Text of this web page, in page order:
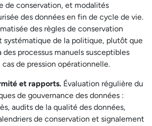
de conservation, et modalités
des données en fin de cycle de vie.
des règles de conservation
systématique de la politique, plutôt que
processus manuels susceptibles
de pression opérationnelle.
et rapports. Évaluation régulière du
de gouvernance des données :
audits de la qualité des données,
de conservation et signalement